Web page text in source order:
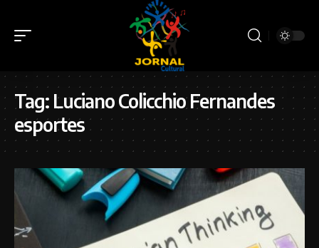
Tag: Luciano Colicchio Fernandes
esportes